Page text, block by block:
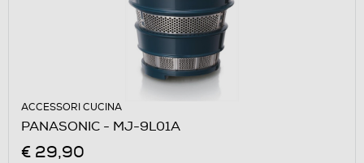
ACCESSORI CUCINA
PANASONIC - MJ-9L01A
€ 29,90